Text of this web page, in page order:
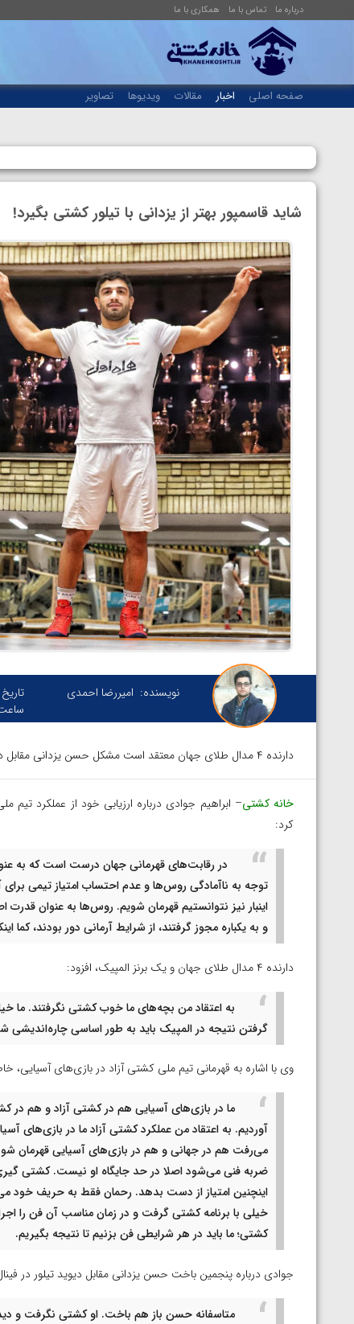
درباره ما تماس با ما همکاری با ما
صفحه اصلی اخبار مقالات ویدیوها تصاویر
شاید قاسمپور بهتر از یزدانی با تیلور کشتی بگیرد!
نویسنده: امیررضا احمدی
دارنده ۴ مدال طلای جهان معتقد است مشکل حسن یزدانی مقابل دیوید تیلور، به مسائل روحی و روانی بر می گردد تا آمادگی جسمانی.
خانه کشتی– ابراهیم جوادی درباره ارزیابی خود از عملکرد
کرد:
در رقابت‌های قهرمانی جهان درست است که به
توجه به ناآمادگی روس‌ها و عدم احتساب امتیاز تیمی
اینبار نیز نتوانستیم قهرمان شویم. روس‌ها به عنوان
و به یکباره مجوز گرفتند، از شرایط آرمانی دور بودند،
دارنده ۴ مدال طلای جهان و یک برنز المپیک، افزود:
به اعتقاد من بچه‌های ما خوب کشتی نگرفتند. ما
گرفتن نتیجه در المپیک باید به طور اساسی چاره‌اندیشی
وی با اشاره به قهرمانی تیم ملی کشتی آزاد در بازی‌های آسیایی،
ما در بازی‌های آسیایی هم در کشتی آزاد و هم در
آوردیم. به اعتقاد من عملکرد کشتی آزاد ما در بازی‌های
می‌رفت هم در جهانی و هم در بازی‌های آسیایی قهرمان شود
ضربه فنی می‌شود اصلا در حد جایگاه او نیست. کشتی
اینچنین امتیاز از دست بدهد. رحمان فقط به حریف خود
خیلی با برنامه کشتی گرفت و در زمان مناسب آن فن را
کشتی؛ ما باید در هر شرایطی فن بزنیم تا نتیجه بگیریم.
جوادی درباره پنجمین باخت حسن یزدانی مقابل دیوید تیلور در
متاسفانه حسن باز هم باخت. او کشتی نگرفت و
امین میرزازاده
ویدیو؛ باخت امین کاویانی نژاد مقابل مالخاز